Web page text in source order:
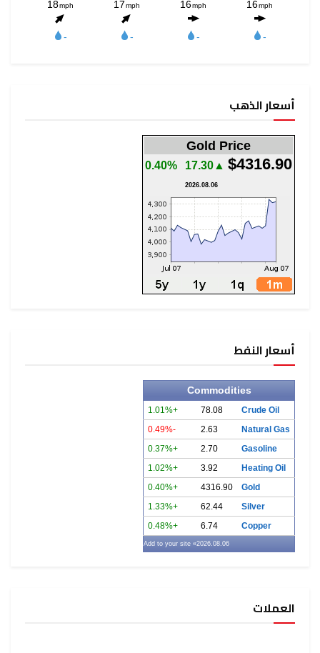
أسعار الذهب
Gold Price
$4316.90
▲17.30
0.40%
2026.08.06
أسعار النفط
Commodities
Crude Oil
78.08
+1.01%
Natural Gas
2.63
-0.49%
Gasoline
2.70
+0.37%
Heating Oil
3.92
+1.02%
Gold
4316.90
+0.40%
Silver
62.44
+1.33%
Copper
6.74
+0.48%
2026.08.06
» Add to your site
العملات